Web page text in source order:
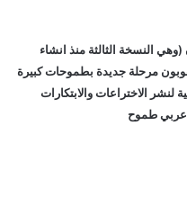
النسخة الثالثة منذ انشاء
مشروع موهوبون مرحلة جديدة بطموحات كبيرة
الاختراعات والابتكارات
عربي طموح